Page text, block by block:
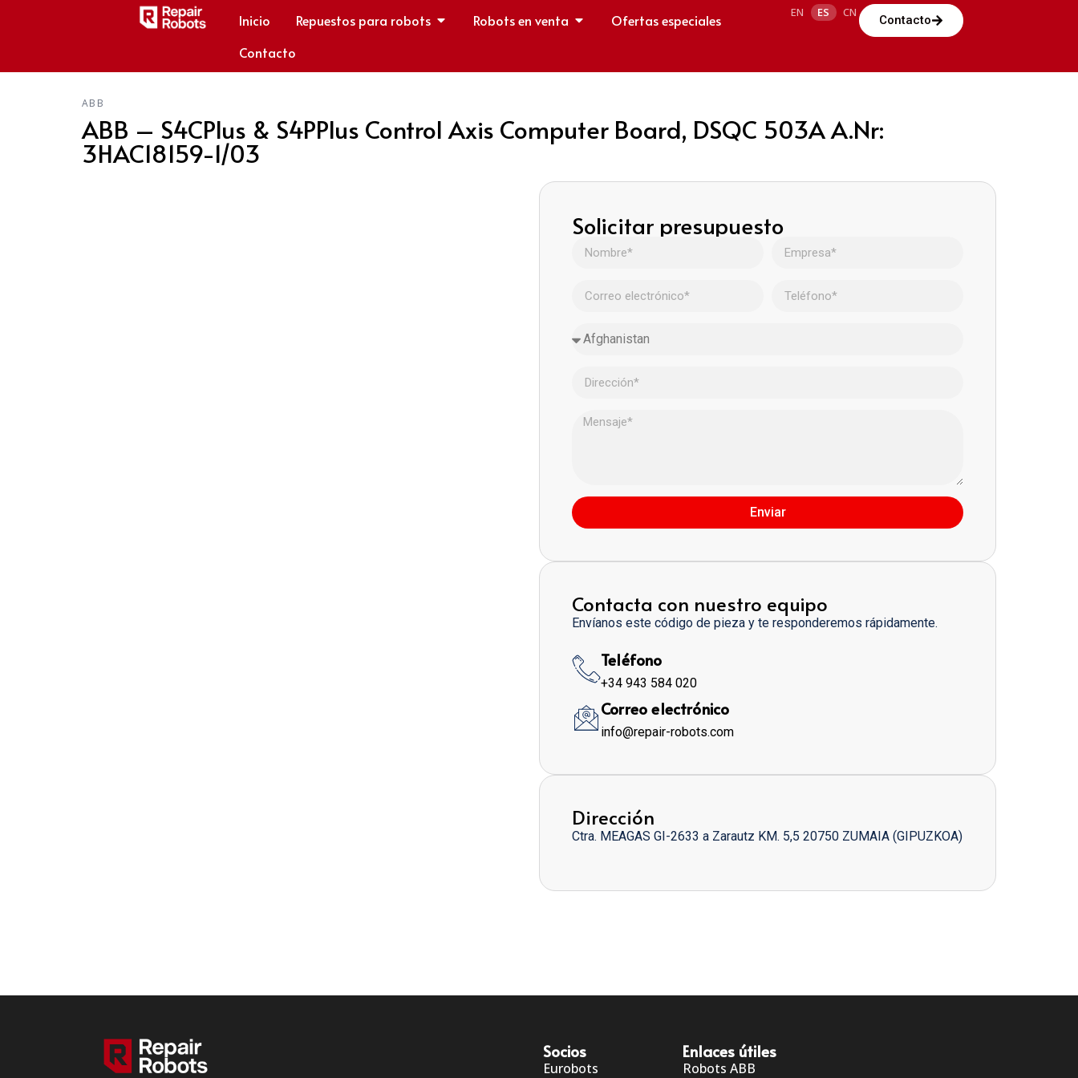
Inicio Repuestos para robots Robots en venta
Ofertas especiales
Contacto
EN ES CN
Contacto
ABB
ABB – S4CPlus & S4PPlus Control Axis Computer Board, DSQC 503A A.Nr:
3HAC18159-1/03
Solicitar presupuesto
Enviar
Contacta con nuestro equipo
Envíanos este código de pieza y te responderemos rápidamente.
Teléfono
+34 943 584 020
Correo electrónico
info@repair-robots.com
Dirección
Ctra. MEAGAS GI-2633 a Zarautz KM. 5,5 20750 ZUMAIA (GIPUZKOA)
Socios
Eurobots
Enlaces útiles
Robots ABB